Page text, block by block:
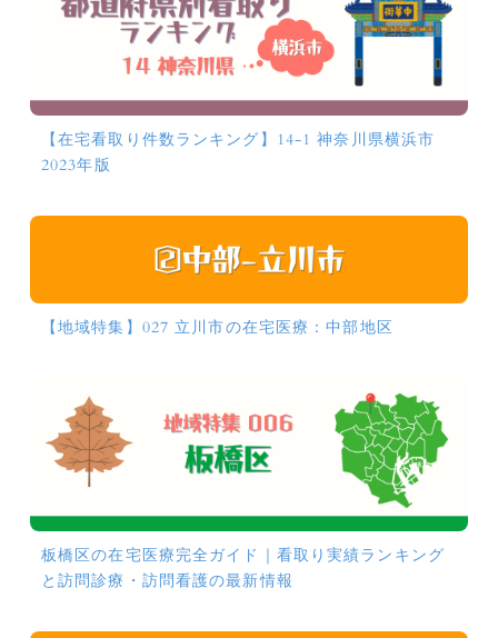
【在宅看取り件数ランキング】14-1 神奈川県横浜市
2023年版
【地域特集】027 立川市の在宅医療：中部地区
板橋区の在宅医療完全ガイド｜看取り実績ランキング
と訪問診療・訪問看護の最新情報